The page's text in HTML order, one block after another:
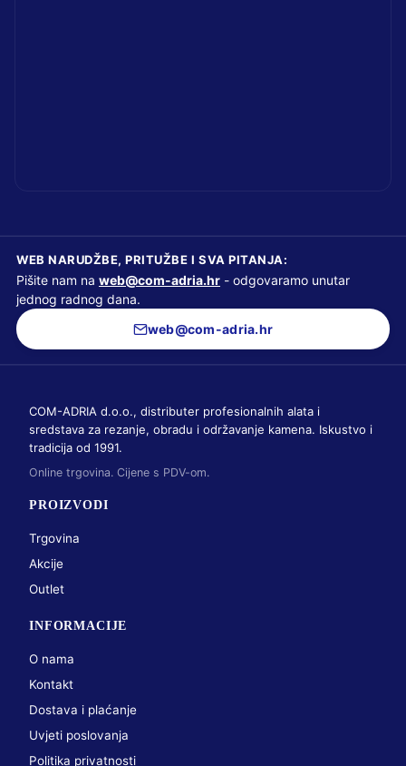
WEB NARUDŽBE, PRITUŽBE I SVA PITANJA:
Pišite nam na web@com-adria.hr - odgovaramo unutar
jednog radnog dana.
web@com-adria.hr
COM-ADRIA d.o.o., distributer profesionalnih alata i
sredstava za rezanje, obradu i održavanje kamena. Iskustvo i
tradicija od 1991.
Online trgovina. Cijene s PDV-om.
PROIZVODI
Trgovina
Akcije
Outlet
INFORMACIJE
O nama
Kontakt
Dostava i plaćanje
Uvjeti poslovanja
Politika privatnosti